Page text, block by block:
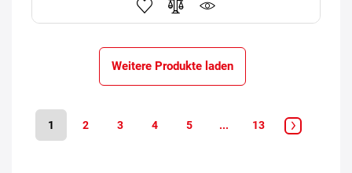
Weitere Produkte laden
1 2 3 4 5 ... 13